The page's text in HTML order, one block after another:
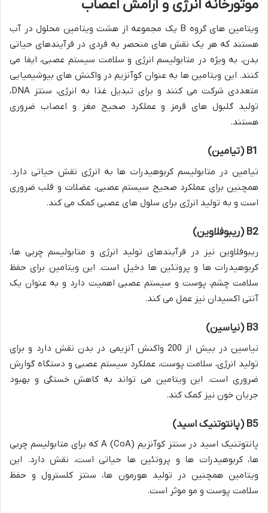
موتورخانه انرژی و آرامش اعصاب
ویتامین های گروه B یک مجموعه از هشت ویتامین محلول در آب
هستند که هر یک نقش های منحصر به فردی در فرآیندهای حیاتی
بدن، به ویژه در متابولیسم انرژی و سلامت سیستم عصبی، ایفا می
کنند. این ویتامین ها به عنوان کوآنزیم در واکنش های بیوشیمیایی
متعددی شرکت می کنند و برای تبدیل غذا به انرژی، سنتز DNA،
تولید گلبول های قرمز و عملکرد صحیح مغز و اعصاب ضروری
هستند.
B1 (تیامین)
تیامین در متابولیسم کربوهیدرات ها به انرژی نقش حیاتی دارد.
همچنین برای عملکرد صحیح سیستم عصبی، عضلات و قلب ضروری
است و به تولید انرژی برای سلول های عصبی کمک می کند.
B2 (ریبوفلاوین)
ریبوفلاوین نیز در فرآیندهای تولید انرژی و متابولیسم چربی ها،
کربوهیدرات ها و پروتئین ها دخیل است. این ویتامین برای حفظ
سلامت چشم، پوست و سیستم عصبی اهمیت دارد و به عنوان یک
آنتی اکسیدان نیز عمل می کند.
B3 (نیاسین)
نیاسین در بیش از 200 واکنش آنزیمی در بدن نقش دارد و برای
تولید انرژی، سلامت پوست، عملکرد سیستم عصبی و دستگاه گوارش
ضروری است. این ویتامین می تواند به کاهش خستگی و بهبود
جریان خون نیز کمک کند.
B5 (پانتوتنیک اسید)
پانتوتنیک اسید در سنتز کوآنزیم A (CoA) که برای متابولیسم چربی
ها، کربوهیدرات ها و پروتئین ها حیاتی است، نقش دارد. این
ویتامین همچنین در تولید هورمون ها، سنتز کلسترول و حفظ
سلامت پوست و مو موثر است.